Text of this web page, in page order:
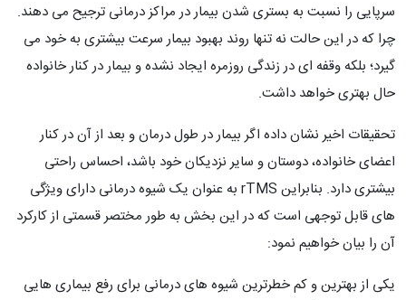
سرپایی را نسبت به بستری شدن بیمار در مراکز درمانی ترجیح می دهند.
چرا که در این حالت نه تنها روند بهبود بیمار سرعت بیشتری به خود می
گیرد؛ بلکه وقفه ای در زندگی روزمره ایجاد نشده و بیمار در کنار خانواده
حال بهتری خواهد داشت.
تحقیقات اخیر نشان داده اگر بیمار در طول درمان و بعد از آن در کنار
اعضای خانواده، دوستان و سایر نزدیکان خود باشد، احساس راحتی
بیشتری دارد. بنابراین rTMS به عنوان یک شیوه درمانی دارای ویژگی
های قابل توجهی است که در این بخش به طور مختصر قسمتی از کارکرد
آن را بیان خواهیم نمود:
یکی از بهترین و کم خطرترین شیوه های درمانی برای رفع بیماری هایی